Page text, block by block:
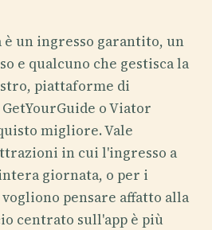
un ingresso garantito, un
e qualcuno che gestisca la
piattaforme di
o Viator
migliore. Vale
in cui l'ingresso a
giornata, o per i
pensare affatto alla
centrato sull'app è più